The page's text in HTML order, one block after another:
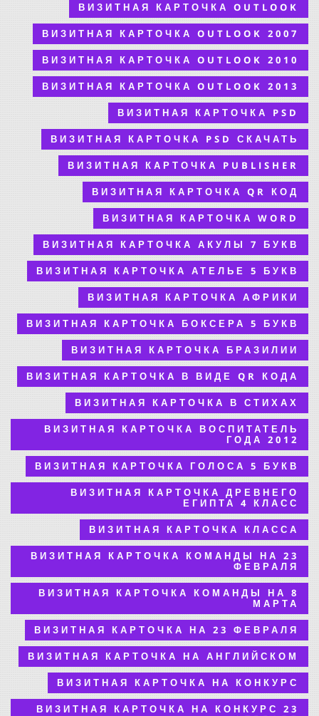
ВИЗИТНАЯ КАРТОЧКА OUTLOOK
ВИЗИТНАЯ КАРТОЧКА OUTLOOK 2007
ВИЗИТНАЯ КАРТОЧКА OUTLOOK 2010
ВИЗИТНАЯ КАРТОЧКА OUTLOOK 2013
ВИЗИТНАЯ КАРТОЧКА PSD
ВИЗИТНАЯ КАРТОЧКА PSD СКАЧАТЬ
ВИЗИТНАЯ КАРТОЧКА PUBLISHER
ВИЗИТНАЯ КАРТОЧКА QR КОД
ВИЗИТНАЯ КАРТОЧКА WORD
ВИЗИТНАЯ КАРТОЧКА АКУЛЫ 7 БУКВ
ВИЗИТНАЯ КАРТОЧКА АТЕЛЬЕ 5 БУКВ
ВИЗИТНАЯ КАРТОЧКА АФРИКИ
ВИЗИТНАЯ КАРТОЧКА БОКСЕРА 5 БУКВ
ВИЗИТНАЯ КАРТОЧКА БРАЗИЛИИ
ВИЗИТНАЯ КАРТОЧКА В ВИДЕ QR КОДА
ВИЗИТНАЯ КАРТОЧКА В СТИХАХ
ВИЗИТНАЯ КАРТОЧКА ВОСПИТАТЕЛЬ
ГОДА 2012
ВИЗИТНАЯ КАРТОЧКА ГОЛОСА 5 БУКВ
ВИЗИТНАЯ КАРТОЧКА ДРЕВНЕГО
ЕГИПТА 4 КЛАСС
ВИЗИТНАЯ КАРТОЧКА КЛАССА
ВИЗИТНАЯ КАРТОЧКА КОМАНДЫ НА 23
ФЕВРАЛЯ
ВИЗИТНАЯ КАРТОЧКА КОМАНДЫ НА 8
МАРТА
ВИЗИТНАЯ КАРТОЧКА НА 23 ФЕВРАЛЯ
ВИЗИТНАЯ КАРТОЧКА НА АНГЛИЙСКОМ
ВИЗИТНАЯ КАРТОЧКА НА КОНКУРС
ВИЗИТНАЯ КАРТОЧКА НА КОНКУРС 23